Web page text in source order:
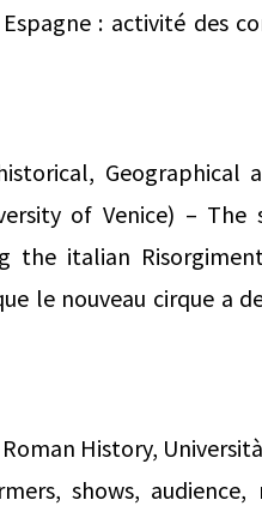
: activité des
Geographical
of Venice) – The
the italian
le nouveau cirque a
History,
shows,